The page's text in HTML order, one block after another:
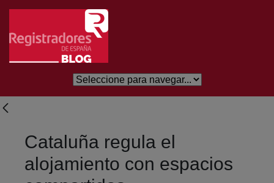
Skip to Main Content
Cataluña regula el
alojamiento con espacios